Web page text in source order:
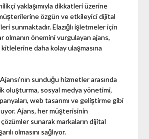
yaklaşımıyla dikkatleri üzerine
özgün ve etkileyici dijital
sunmaktadır. Elazığlı işletmeler için
olmanın önemini vurgulayan ajans,
daha kolay ulaşmasına
sunduğu hizmetler arasında
oluşturma, sosyal medya yönetimi,
web tasarımı ve geliştirme gibi
Ajans, her müşterisinin
sunarak markaların dijital
olmasını sağlıyor.